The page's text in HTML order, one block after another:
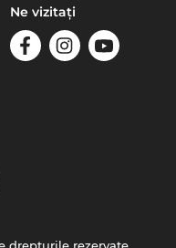
Ne vizitați